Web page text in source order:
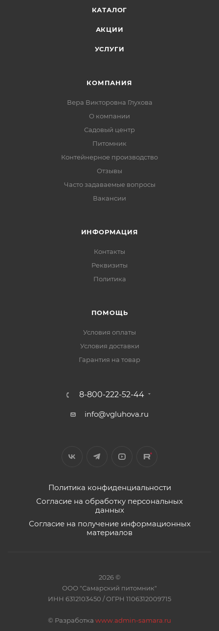
КАТАЛОГ
АКЦИИ
УСЛУГИ
КОМПАНИЯ
Вера Викторовна Глухова
О компании
Садовый центр
Питомник
Контейнерное производство
Отзывы
Часто задаваемые вопросы
Вакансии
ИНФОРМАЦИЯ
Контакты
Реквизиты
Политика
ПОМОЩЬ
Условия оплаты
Условия доставки
Гарантия на товар
8-800-222-52-44
info@vgluhova.ru
Политика конфиденциальности
Согласие на обработку персональных
данных
Согласие на получение информационных
материалов
2026 ©
ООО "Самарский питомник"
ИНН 6312103450 / ОГРН 1106312009715
© Разработка www.admin-samara.ru